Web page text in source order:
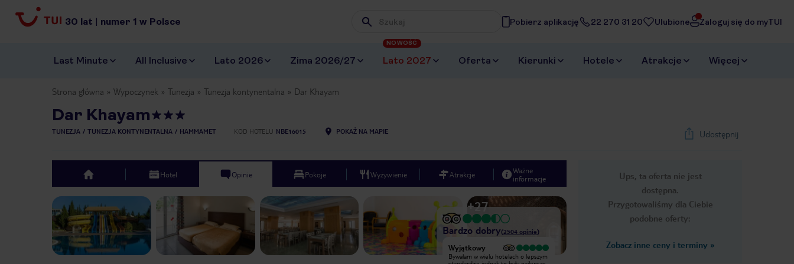
30 lat | numer 1 w Polsce Wpisz frazę, której szukasz
Pobierz aplikację 22 270 31 20 Ulubione Zaloguj się do myTUI
Last Minute All Inclusive Lato 2026 Zima 2026/27 Lato 2027
NOWOŚĆ
Oferta Kierunki Hotele Atrakcje Więcej
Strona główna Wypoczynek Tunezja Tunezja kontynentalna Dar Khayam
Dar Khayam
TUNEZJA TUNEZJA KONTYNENTALNA HAMMAMET KOD HOTELU NBE16015 POKAŻ NA MAPIE Udostępnij
Ups, ta oferta nie jest
dostępna.
Przygotowaliśmy dla Ciebie
podobne oferty:
Zobacz inne ceny i terminy »
top Hotel Opinie Pokoje Wyżywienie Atrakcje
Ważne
informacje
Previous slide Next slide
1/33
+27
Bardzo dobry(2504 opinie)
Tygodniowy pobyt na przełomie
Wyjątkowy
Bywałam w wielu hotelach o lepszym
Wyjątkowy